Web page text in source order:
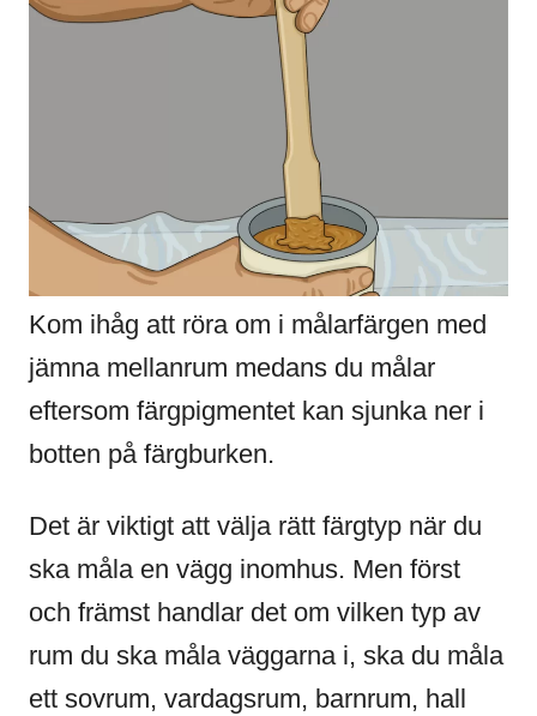
Kom ihåg att röra om i målarfärgen med
jämna mellanrum medans du målar
eftersom färgpigmentet kan sjunka ner i
botten på färgburken.
Det är viktigt att välja rätt färgtyp när du
ska måla en vägg inomhus. Men först
och främst handlar det om vilken typ av
rum du ska måla väggarna i, ska du måla
ett sovrum, vardagsrum, barnrum, hall